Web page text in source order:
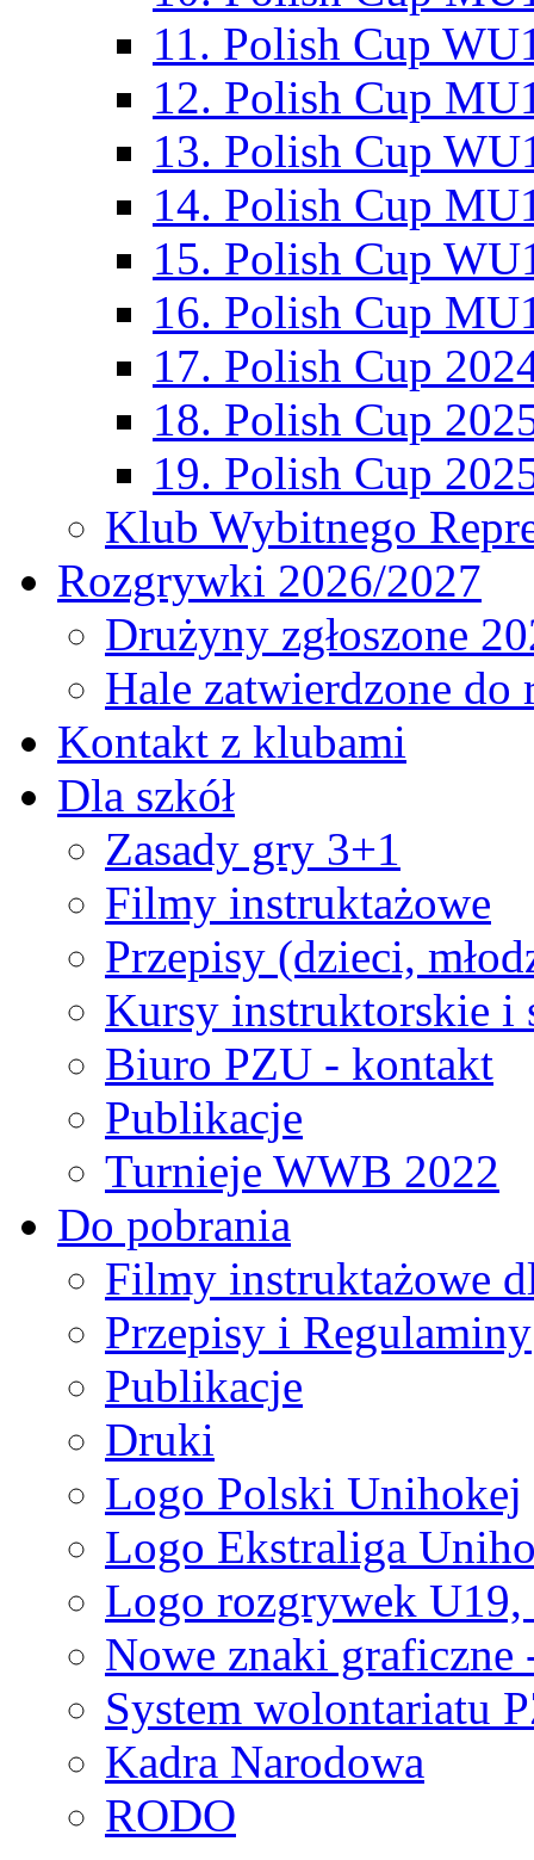
11. Polish Cup
12. Polish Cup
13. Polish Cup
14. Polish Cup
15. Polish Cup
16. Polish Cup
17. Polish Cup
18. Polish Cup
19. Polish Cup
Klub Wybitnego
Rozgrywki 2026/2027
Drużyny zgłoszone
Hale zatwierdzone
Kontakt z klubami
Dla szkół
Zasady gry 3+1
Filmy instruktażowe
Przepisy (dzieci,
Kursy instruktorskie i
Biuro PZU - kontakt
Publikacje
Turnieje WWB 2022
Do pobrania
Filmy instruktażowe
Przepisy i Regulaminy
Publikacje
Druki
Logo Polski Unihokej
Logo Ekstraliga
Logo rozgrywek
Nowe znaki graficzne
System wolontariatu
Kadra Narodowa
RODO